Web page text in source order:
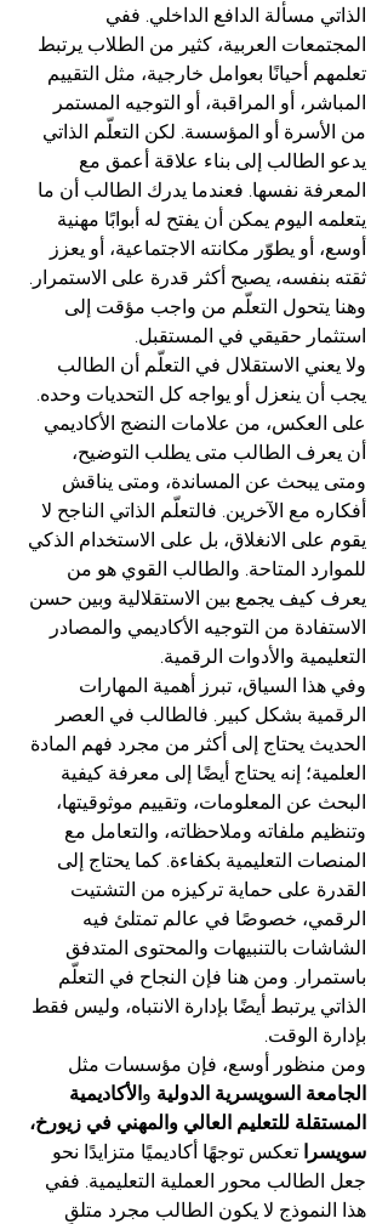
الذاتي مسألة الدافع الداخلي. ففي
المجتمعات العربية، كثير من الطلاب يرتبط
تعلمهم أحيانًا بعوامل خارجية، مثل التقييم
المباشر، أو المراقبة، أو التوجيه المستمر
من الأسرة أو المؤسسة. لكن التعلّم الذاتي
يدعو الطالب إلى بناء علاقة أعمق مع
المعرفة نفسها. فعندما يدرك الطالب أن ما
يتعلمه اليوم يمكن أن يفتح له أبوابًا مهنية
أوسع، أو يطوّر مكانته الاجتماعية، أو يعزز
ثقته بنفسه، يصبح أكثر قدرة على الاستمرار.
وهنا يتحول التعلّم من واجب مؤقت إلى
استثمار حقيقي في المستقبل.
ولا يعني الاستقلال في التعلّم أن الطالب
يجب أن ينعزل أو يواجه كل التحديات وحده.
على العكس، من علامات النضج الأكاديمي
أن يعرف الطالب متى يطلب التوضيح،
ومتى يبحث عن المساندة، ومتى يناقش
أفكاره مع الآخرين. فالتعلّم الذاتي الناجح لا
يقوم على الانغلاق، بل على الاستخدام الذكي
للموارد المتاحة. والطالب القوي هو من
يعرف كيف يجمع بين الاستقلالية وبين حسن
الاستفادة من التوجيه الأكاديمي والمصادر
التعليمية والأدوات الرقمية.
وفي هذا السياق، تبرز أهمية المهارات
الرقمية بشكل كبير. فالطالب في العصر
الحديث يحتاج إلى أكثر من مجرد فهم المادة
العلمية؛ إنه يحتاج أيضًا إلى معرفة كيفية
البحث عن المعلومات، وتقييم موثوقيتها،
وتنظيم ملفاته وملاحظاته، والتعامل مع
المنصات التعليمية بكفاءة. كما يحتاج إلى
القدرة على حماية تركيزه من التشتيت
الرقمي، خصوصًا في عالم تمتلئ فيه
الشاشات بالتنبيهات والمحتوى المتدفق
باستمرار. ومن هنا فإن النجاح في التعلّم
الذاتي يرتبط أيضًا بإدارة الانتباه، وليس فقط
بإدارة الوقت.
ومن منظور أوسع، فإن مؤسسات مثل
الجامعة السويسرية الدولية والأكاديمية
المستقلة للتعليم العالي والمهني في زيورخ،
سويسرا تعكس توجهًا أكاديميًا متزايدًا نحو
جعل الطالب محور العملية التعليمية. ففي
هذا النموذج لا يكون الطالب مجرد متلقٍ